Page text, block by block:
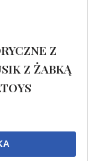
Z
Z ŻABKĄ